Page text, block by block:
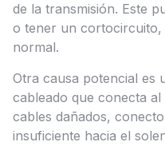
de la transmisión. Este
o tener un
normal.
Otra causa potencial es
cableado que conecta
cables dañados,
insuficiente hacia el